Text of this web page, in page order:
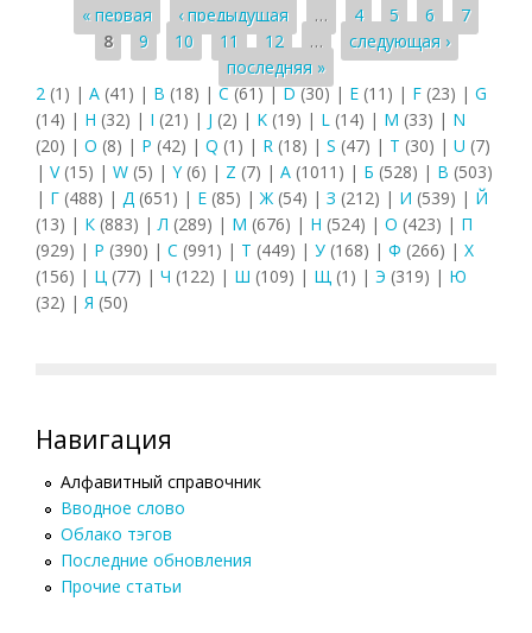
Страницы
« первая ‹ предыдущая … 4 5 6
7
8
9 10 11 12 …
следующая ›
последняя »
2 (1) | A (41) | B (18) | C(61)|D(30) | E (11) | F (23) | G
(14) | H (32) | I (21) | J (2) | K (19) | L (14) | M (33) | N
(20) | O (8) | P (42) | Q (1) | R (18) | S (47) | T (30) | U (7)
| V(15) | W (5) | Y(6) | Z (7) | А (1011) | Б (528) | В (503)
| Г (488) | Д (651) | Е (85) | Ж (54) | З (212) | И (539) | Й
(13) | К (883) | Л (289) | М (676) | Н (524) | О (423) | П
(929) | Р (390) | С (991) | Т (449) | У (168) | Ф (266) | Х
(156) | Ц (77) | Ч (122) | Ш (109) | Щ (1) | Э (319) | Ю
(32) | Я (50)
Навигация
Алфавитный справочник
Вводное слово
Облако тэгов
Последние обновления
Прочие статьи